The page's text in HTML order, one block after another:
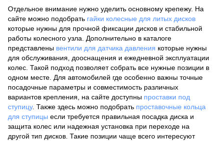
Отдельное внимание нужно уделить основному крепежу. На
сайте можно подобрать гайки колесные для литых дисков
которые нужны для прочной фиксации дисков и стабильной
работы колесного узла. Дополнительно в каталоге
представлены вентили для датчика давления которые нужны
для обслуживания, дооснащения и ежедневной эксплуатации
колес. Такой подход позволяет собрать все нужные позиции в
одном месте. Для автомобилей где особенно важны точные
посадочные параметры и совместимость различных
вариантов крепления, на сайте доступны проставки под
ступицу. Также здесь можно подобрать проставочные кольца
для ступицы если требуется правильная посадка диска и
защита колес или надежная установка при переходе на
другой тип дисков. Такие позиции чаще всего интересуют